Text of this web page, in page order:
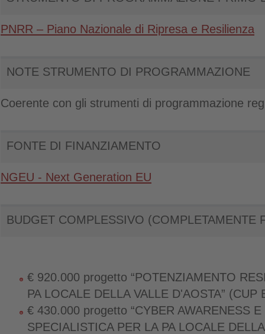
PNRR – Piano Nazionale di Ripresa e Resilienza
NOTE STRUMENTO DI PROGRAMMAZIONE
Coerente con gli strumenti di programmazione
FONTE DI FINANZIAMENTO
NGEU - Next Generation EU
BUDGET COMPLESSIVO (COMPLETAMENTE
€ 920.000 progetto “POTENZIAMENTO
PA LOCALE DELLA VALLE D'AOSTA” (CUP
€ 430.000 progetto “CYBER AWARENESS
SPECIALISTICA PER LA PA LOCALE